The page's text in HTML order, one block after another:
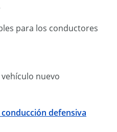
para los conductores
nuevo
defensiva